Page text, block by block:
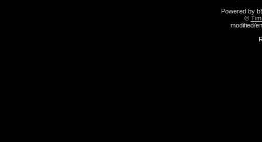
Powered by
©
modified/